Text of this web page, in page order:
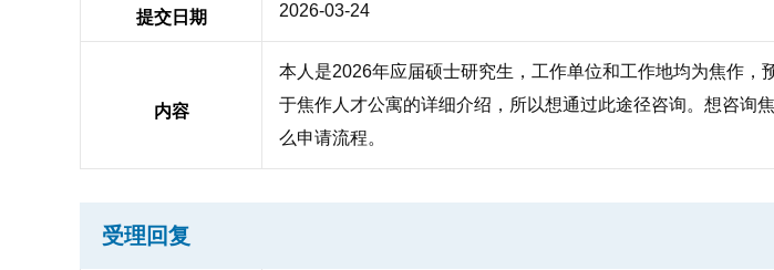
提交日期 2026-03-24
内容
本人是2026年应届硕士研究生，工作单位和工作地均为焦作
于焦作人才公寓的详细介绍，所以想通过此途径咨询。想咨询
么申请流程。
受理回复